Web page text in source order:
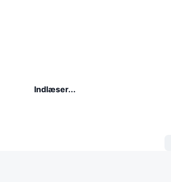
Indlæser...